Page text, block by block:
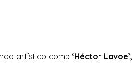
artístico como ‘Héctor Lavoe’,